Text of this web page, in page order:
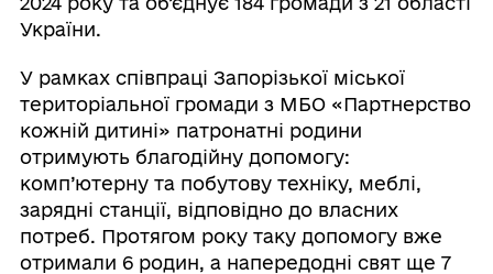
України.
У рамках співпраці Запорізької міської
територіальної громади з МБО «Партнерство
кожній дитині» патронатні родини
отримують благодійну допомогу:
комп’ютерну та побутову техніку, меблі,
зарядні станції, відповідно до власних
потреб. Протягом року таку допомогу вже
отримали 6 родин, а напередодні свят ще 7